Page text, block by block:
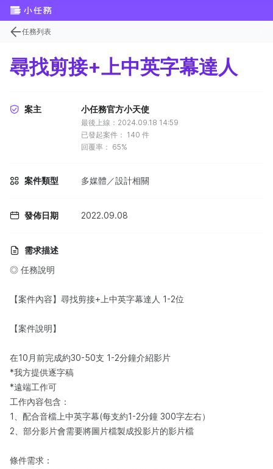
任務列表
尋找剪接+上中英字幕達人
案主 小任務官方小天使
最後上線：2024.09.18 14:59
已發起案件： 140 件
回覆率： 65%
案件類型 多媒體／設計相關
發佈日期 2022.09.08
需求描述
◎ 任務說明
【案件內容】尋找剪接+上中英字幕達人 1-2位
【案件說明】
在10月前完成約30-50支 1-2分鐘介紹影片
*我方提供逐字稿
*遠端工作可
工作內容包含：
1、配合音檔上中英字幕(每支約1-2分鐘 300字左右）
2、部分影片會需要將圖片檔製成投影片的影片檔
條件需求：